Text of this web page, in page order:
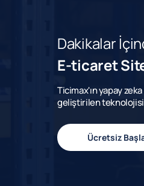
Dakikalar
E-ticaret
Ticimax'ın yapay
geliştirilen
Ücretsiz